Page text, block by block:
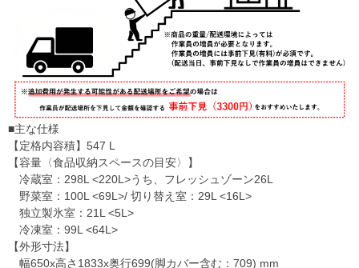
■主な仕様
【定格内容積】547 L
【容量〈食品収納スペースの目安〉】
冷蔵室：298L <220L>うち、フレッシュゾーン26L
野菜室：100L <69L>/ 切り替え室：29L <16L>
独立製氷室：21L <5L>
冷凍室：99L <64L>
【外形寸法】
幅650x高さ1833x奥行699(脚カバー含む：709) mm